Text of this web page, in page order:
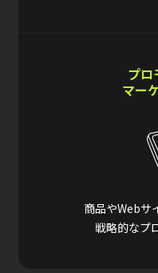
プロ
マー
商品やWebサ
戦略的なプ